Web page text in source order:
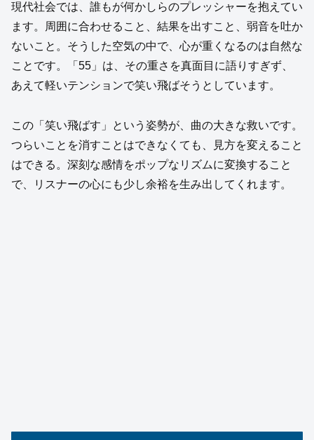
現代社会では、誰もが何かしらのプレッシャーを抱えてい
ます。周囲に合わせること、結果を出すこと、弱音を吐か
ないこと。そうした空気の中で、心が重くなるのは自然な
ことです。「55」は、その重さを真面目に語りすぎず、
あえて軽いテンションで笑い飛ばそうとしています。
この「笑い飛ばす」という姿勢が、曲の大きな救いです。
つらいことを消すことはできなくても、見方を変えること
はできる。深刻な感情をポップなリズムに変換すること
で、リスナーの心にも少し余裕を生み出してくれます。